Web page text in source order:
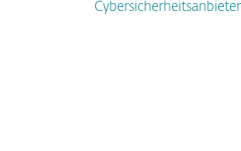
Cybersicherheitsanbieter